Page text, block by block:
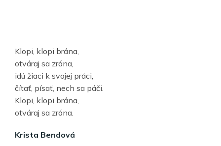
Klopi, klopi brána,
otváraj sa zrána,
idú žiaci k svojej práci,
čítať, písať, nech sa páči.
Klopi, klopi brána,
otváraj sa zrána.
Krista Bendová